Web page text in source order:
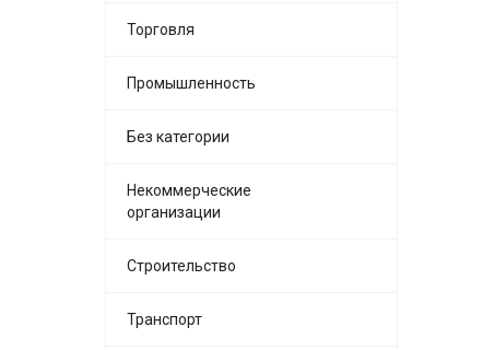
Торговля
Промышленность
Без категории
Некоммерческие
организации
Строительство
Транспорт